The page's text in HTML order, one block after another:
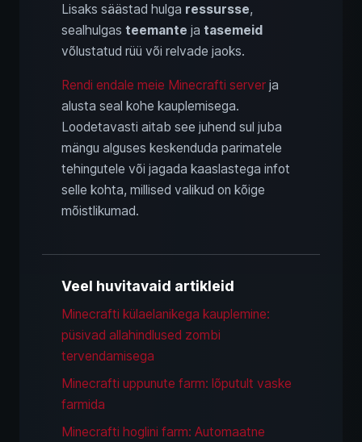
Lisaks säästad hulga ressursse,
sealhulgas teemante ja tasemeid
võlustatud rüü või relvade jaoks.
Rendi endale meie Minecrafti server ja
alusta seal kohe kauplemisega.
Loodetavasti aitab see juhend sul juba
mängu alguses keskenduda parimatele
tehingutele või jagada kaaslastega infot
selle kohta, millised valikud on kõige
mõistlikumad.
Veel huvitavaid artikleid
Minecrafti külaelanikega kauplemine:
püsivad allahindlused zombi
tervendamisega
Minecrafti uppunute farm: lõputult vaske
farmida
Minecrafti hoglini farm: Automaatne